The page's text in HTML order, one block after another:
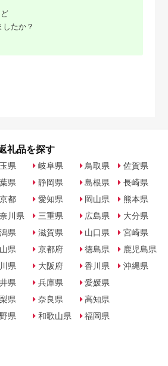
たか？
礼品を探す
県
県
都
川県
県
県
県
県
県
県
岐阜県
静岡県
愛知県
三重県
滋賀県
京都府
大阪府
兵庫県
奈良県
和歌山県
鳥取県
島根県
岡山県
広島県
山口県
徳島県
香川県
愛媛県
高知県
福岡県
佐賀県
長崎県
熊本県
大分県
宮崎県
鹿児島県
沖縄県